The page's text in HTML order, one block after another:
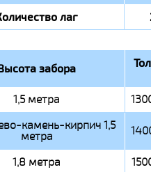
лаг
забора
1,5 метра
камень-кирпич 1,5
метра
1,8 метра